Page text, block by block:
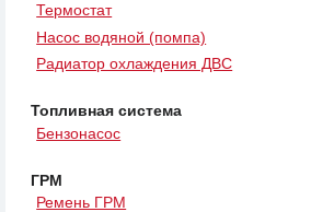
Термостат
Насос водяной (помпа)
Радиатор охлаждения ДВС
Топливная система
Бензонасос
ГРМ
Ремень ГРМ